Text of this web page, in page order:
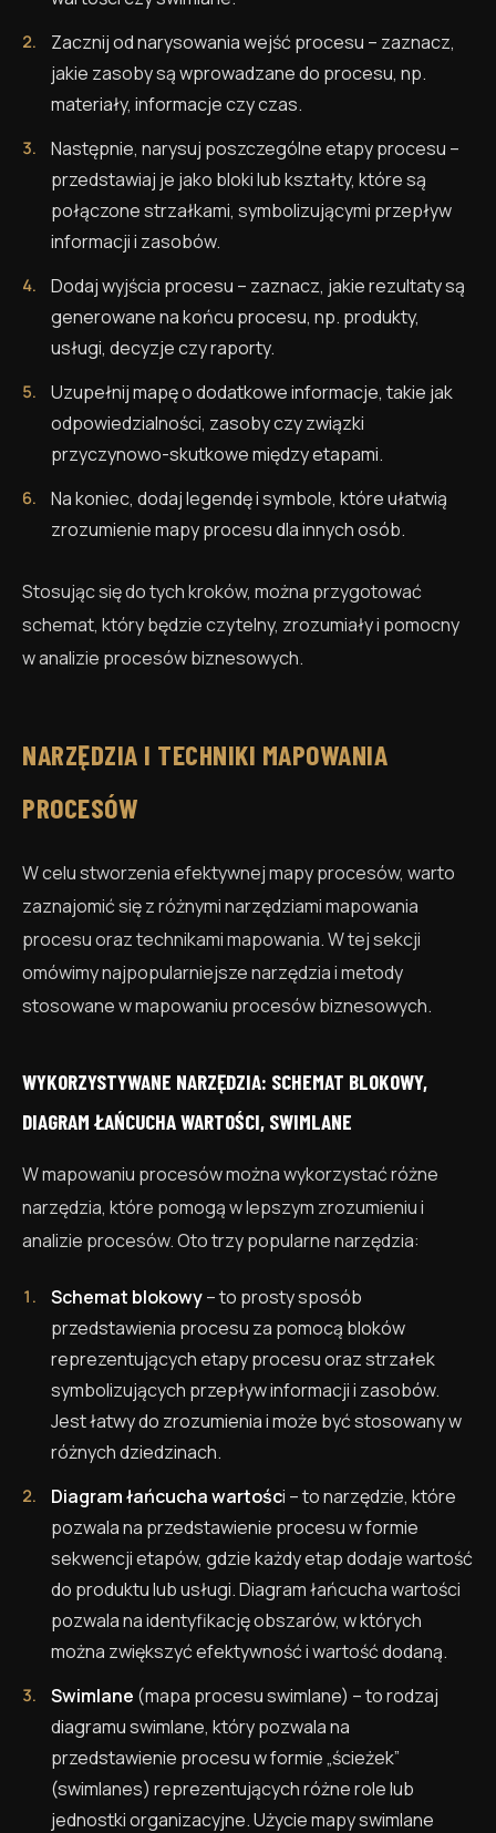
Zacznij od narysowania wejść procesu – zaznacz,
jakie zasoby są wprowadzane do procesu, np.
materiały, informacje czy czas.
Następnie, narysuj poszczególne etapy procesu –
przedstawiaj je jako bloki lub kształty, które są
połączone strzałkami, symbolizującymi przepływ
informacji i zasobów.
Dodaj wyjścia procesu – zaznacz, jakie rezultaty są
generowane na końcu procesu, np. produkty,
usługi, decyzje czy raporty.
Uzupełnij mapę o dodatkowe informacje, takie jak
odpowiedzialności, zasoby czy związki
przyczynowo-skutkowe między etapami.
Na koniec, dodaj legendę i symbole, które ułatwią
zrozumienie mapy procesu dla innych osób.
Stosując się do tych kroków, można przygotować
schemat, który będzie czytelny, zrozumiały i pomocny
w analizie procesów biznesowych.
NARZĘDZIA I TECHNIKI MAPOWANIA
PROCESÓW
W celu stworzenia efektywnej mapy procesów, warto
zaznajomić się z różnymi narzędziami mapowania
procesu oraz technikami mapowania. W tej sekcji
omówimy najpopularniejsze narzędzia i metody
stosowane w mapowaniu procesów biznesowych.
WYKORZYSTYWANE NARZĘDZIA: SCHEMAT BLOKOWY,
DIAGRAM ŁAŃCUCHA WARTOŚCI, SWIMLANE
W mapowaniu procesów można wykorzystać różne
narzędzia, które pomogą w lepszym zrozumieniu i
analizie procesów. Oto trzy popularne narzędzia:
Schemat blokowy– to prosty sposób
przedstawienia procesu za pomocą bloków
reprezentujących etapy procesu oraz strzałek
symbolizujących przepływ informacji i zasobów.
Jest łatwy do zrozumienia i może być stosowany w
różnych dziedzinach.
Diagram łańcucha wartości – to narzędzie, które
pozwala na przedstawienie procesu w formie
sekwencji etapów, gdzie każdy etap dodaje wartość
do produktu lub usługi. Diagram łańcucha wartości
pozwala na identyfikację obszarów, w których
można zwiększyć efektywność i wartość dodaną.
Swimlane (mapa procesu swimlane) – to rodzaj
diagramu swimlane, który pozwala na
przedstawienie procesu w formie „ścieżek”
(swimlanes) reprezentujących różne role lub
jednostki organizacyjne. Użycie mapy swimlane